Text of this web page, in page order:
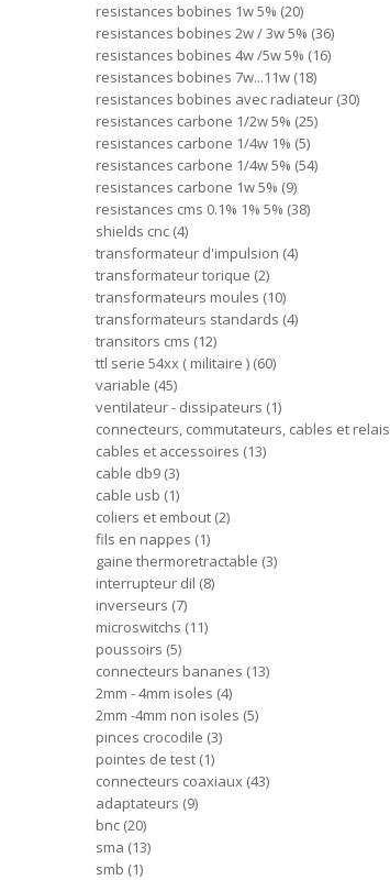
resistances bobines 1w 5% 20
resistances bobines 2w / 3w 5% 36
resistances bobines 4w /5w 5% 16
resistances bobines 7w...11w 18
resistances bobines avec radiateur 30
resistances carbone 1/2w 5% 25
resistances carbone 1/4w 1% 5
resistances carbone 1/4w 5% 54
resistances carbone 1w 5% 9
resistances cms 0.1% 1% 5% 38
shields cnc 4
transformateur d'impulsion 4
transformateur torique 2
transformateurs moules 10
transformateurs standards 4
transitors cms 12
ttl serie 54xx ( militaire ) 60
variable 45
ventilateur - dissipateurs 1
connecteurs, commutateurs, cables et relais
cables et accessoires 13
cable db9 3
cable usb 1
coliers et embout 2
fils en nappes 1
gaine thermoretractable 3
interrupteur dil 8
inverseurs 7
microswitchs 11
poussoirs 5
connecteurs bananes 13
2mm - 4mm isoles 4
2mm -4mm non isoles 5
pinces crocodile 3
pointes de test 1
connecteurs coaxiaux 43
adaptateurs 9
bnc 20
sma 13
smb 1